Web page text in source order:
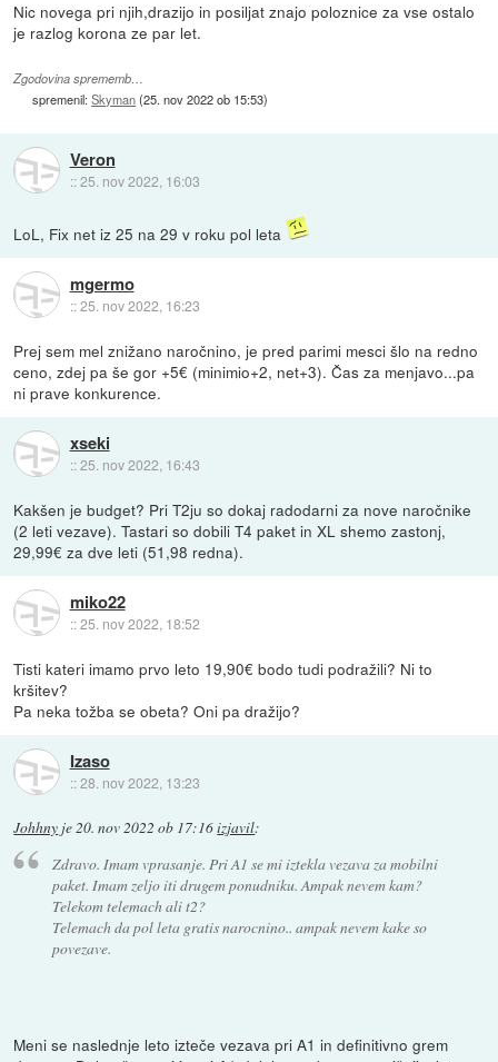
Nic novega pri njih,drazijo in posiljat znajo poloznice za vse ostalo
je razlog korona ze par let.
Zgodovina sprememb…
spremenil:Skyman(25. nov 2022 ob 15:53)
Veron
::25. nov 2022, 16:03
LoL, Fix net iz 25 na 29 v roku pol leta
mgermo
::25. nov 2022, 16:23
Prej sem mel znižano naročnino, je pred parimi mesci šlo na redno
ceno, zdej pa še gor +5€ (minimio+2, net+3). Čas za menjavo...pa
ni prave konkurence.
xseki
::25. nov 2022, 16:43
Kakšen je budget? Pri T2ju so dokaj radodarni za nove naročnike
(2 leti vezave). Tastari so dobili T4 paket in XL shemo zastonj,
29,99€ za dve leti (51,98 redna).
miko22
::25. nov 2022, 18:52
Tisti kateri imamo prvo leto 19,90€ bodo tudi podražili? Ni to
kršitev?
Pa neka tožba se obeta? Oni pa dražijo?
Izaso
::28. nov 2022, 13:23
Johhny je20. nov 2022 ob 17:16izjavil:
Zdravo. Imam vprasanje. Pri A1 se mi iztekla vezava za mobilni
paket. Imam zeljo iti drugem ponudniku. Ampak nevem kam?
Telekom telemach ali t2?
Telemach da pol leta gratis narocnino.. ampak nevem kake so
povezave.
Meni se naslednje leto izteče vezava pri A1 in definitivno grem